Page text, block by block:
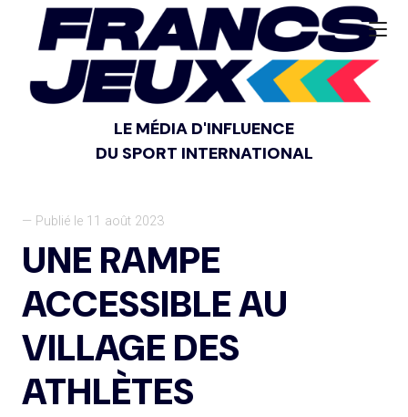
LE MÉDIA D'INFLUENCE
DU SPORT INTERNATIONAL
— Publié le 11 août 2023
UNE RAMPE
ACCESSIBLE AU
VILLAGE DES
ATHLÈTES